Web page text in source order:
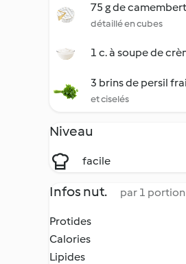
75 g de camembert
détaillé en cubes
1 c. à soupe de
3 brins de persil
et ciselés
Niveau
facile
Infos nut. par 1 portion
Protides
Calories
Lipides